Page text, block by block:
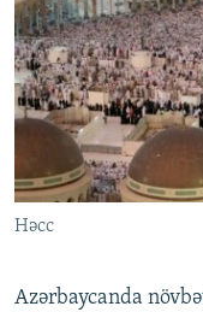
VIDEO
FOTOQALEREYA
İNFOQRAFIKA
KARIKATURA
RADIO ARXIV
OXU ZALI
AZƏRBAYCAN
İSLAM VƏ DEMOKRATIYA
HAQQIMIZDA
MISSIYAMIZ
PEŞƏ ETIKASI VƏ
BIZIMLƏ ƏLAQƏ
BIZI IZLƏ
Həcc
Azərbaycanda